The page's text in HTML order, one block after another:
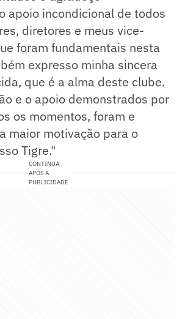
apoio incondicional de todos
diretores e meus vice-
foram fundamentais nesta
expresso minha sincera
que é a alma deste clube.
e o apoio demonstrados por
os momentos, foram e
maior motivação para o
Tigre."
CONTINUA
APÓS A
PUBLICIDADE